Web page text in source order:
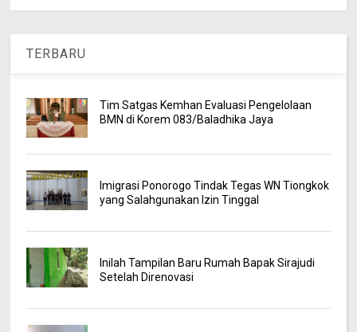
TERBARU
Tim Satgas Kemhan Evaluasi Pengelolaan
BMN di Korem 083/Baladhika Jaya
Imigrasi Ponorogo Tindak Tegas WN Tiongkok
yang Salahgunakan Izin Tinggal
Inilah Tampilan Baru Rumah Bapak Sirajudi
Setelah Direnovasi